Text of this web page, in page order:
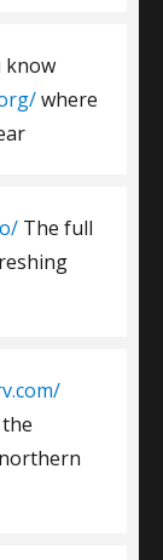
know
where
The full